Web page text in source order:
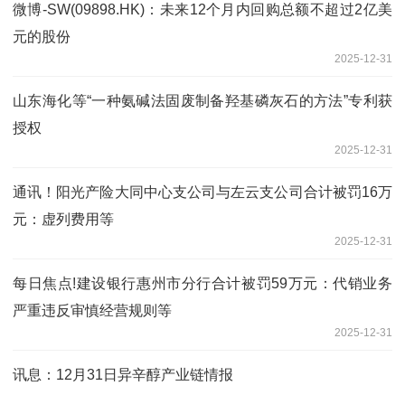
微博-SW(09898.HK)：未来12个月内回购总额不超过2亿美
元的股份
2025-12-31
山东海化等“一种氨碱法固废制备羟基磷灰石的方法”专利获
授权
2025-12-31
通讯！阳光产险大同中心支公司与左云支公司合计被罚16万
元：虚列费用等
2025-12-31
每日焦点!建设银行惠州市分行合计被罚59万元：代销业务
严重违反审慎经营规则等
2025-12-31
讯息：12月31日异辛醇产业链情报